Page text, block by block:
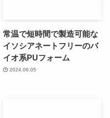
常温で短時間で製造可能な
イソシアネートフリーのバ
イオ系PUフォーム
2024.06.05